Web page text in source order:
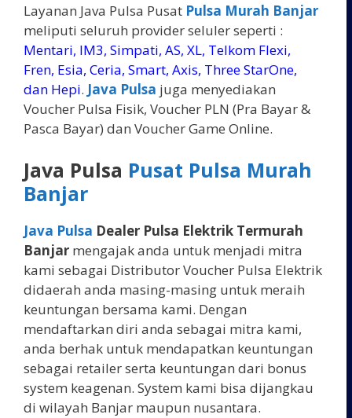
Layanan Java Pulsa Pusat Pulsa Murah Banjar
meliputi seluruh provider seluler seperti :
Mentari, IM3, Simpati, AS, XL, Telkom Flexi,
Fren, Esia, Ceria, Smart, Axis, Three StarOne,
dan Hepi. Java Pulsa juga menyediakan
Voucher Pulsa Fisik, Voucher PLN (Pra Bayar &
Pasca Bayar) dan Voucher Game Online.
Java Pulsa Pusat Pulsa Murah
Banjar
Java Pulsa Dealer Pulsa Elektrik Termurah
Banjar mengajak anda untuk menjadi mitra
kami sebagai Distributor Voucher Pulsa Elektrik
didaerah anda masing-masing untuk meraih
keuntungan bersama kami. Dengan
mendaftarkan diri anda sebagai mitra kami,
anda berhak untuk mendapatkan keuntungan
sebagai retailer serta keuntungan dari bonus
system keagenan. System kami bisa dijangkau
di wilayah Banjar maupun nusantara.